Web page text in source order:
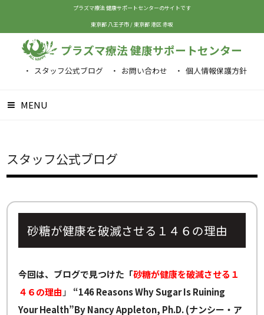
プラズマ療法 健康サポートセンターのサイトです
東京都 八王子市/東京都 港区 赤坂
プラズマ療法 健康サポートセンター
スタッフ公式ブログ お問い合わせ 個人情報保護方針
MENU
スタッフ公式ブログ
砂糖が健康を破滅させる１４６の理由
今回は、ブログで見つけた「砂糖が健康を破滅させる１
４６の理由 」 “146 Reasons Why Sugar Is Ruining
Your Health”By Nancy Appleton, Ph.D.(ナンシー・ア